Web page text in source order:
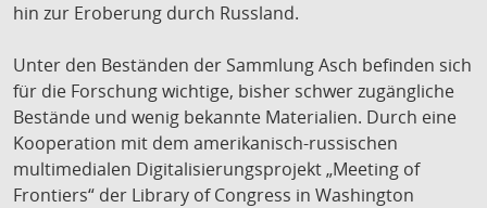
hin zur Eroberung durch Russland.
Unter den Beständen der Sammlung Asch befinden sich
für die Forschung wichtige, bisher schwer zugängliche
Bestände und wenig bekannte Materialien. Durch eine
Kooperation mit dem amerikanisch-russischen
multimedialen Digitalisierungsprojekt „Meeting of
Frontiers“ der Library of Congress in Washington